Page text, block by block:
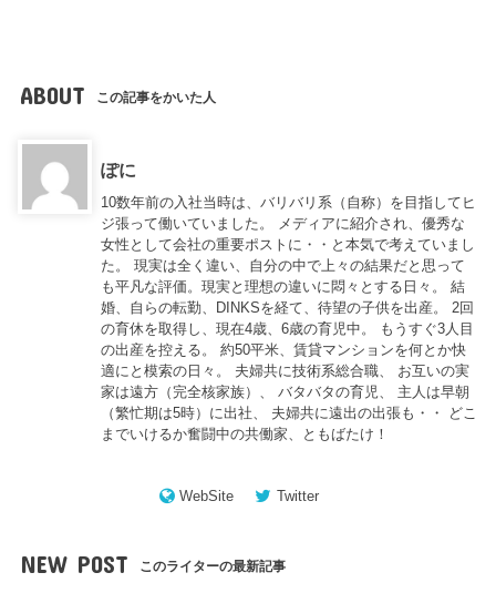
ABOUT この記事をかいた人
ぽに
10数年前の入社当時は、バリバリ系（自称）を目指してヒ
ジ張って働いていました。 メディアに紹介され、優秀な
女性として会社の重要ポストに・・と本気で考えていまし
た。 現実は全く違い、自分の中で上々の結果だと思って
も平凡な評価。現実と理想の違いに悶々とする日々。 結
婚、自らの転勤、DINKSを経て、待望の子供を出産。 2回
の育休を取得し、現在4歳、6歳の育児中。 もうすぐ3人目
の出産を控える。 約50平米、賃貸マンションを何とか快
適にと模索の日々。 夫婦共に技術系総合職、 お互いの実
家は遠方（完全核家族）、 バタバタの育児、 主人は早朝
（繁忙期は5時）に出社、 夫婦共に遠出の出張も・・ どこ
までいけるか奮闘中の共働家、ともばたけ！
WebSite Twitter
NEW POST このライターの最新記事